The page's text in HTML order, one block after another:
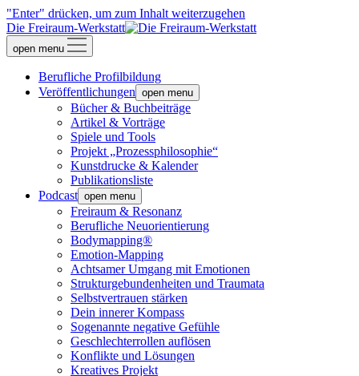
"Enter" drücken, um zum Inhalt weiterzugehen
Die Freiraum-Werkstatt
open menu
Berufliche Profilbildung
Veröffentlichungen open menu
Bücher & Buchbeiträge
Artikel & Vorträge
Spiele und Tools
Projekt „Prozessphilosophie“
Kunstdrucke & Kalender
Publikationsliste
Podcast open menu
Freiraum & Resonanz
Berufliche Neuorientierung
Bodymapping®
Emotion-Mapping
Achtsamer Umgang mit Emotionen
Strukturgebundenheiten und Traumata
Selbstvertrauen stärken
Dein innerer Kompass
Sogenannte negative Gefühle
Geschlechterrollen auflösen
Konflikte und Lösungen
Kreatives Projekt